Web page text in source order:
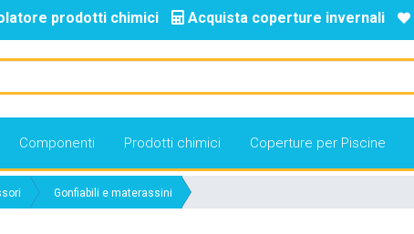
prodotti chimici Acquista coperture invernali
Componenti Prodotti chimici Coperture per Piscine
Gonfiabili e materassini